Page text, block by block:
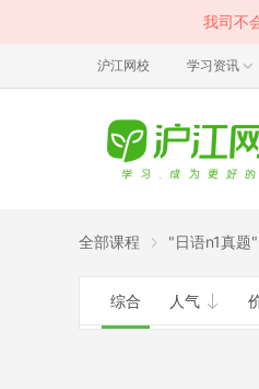
我司不
沪江网校 学习资讯
全部课程 "日语n1真题"
综合 人气